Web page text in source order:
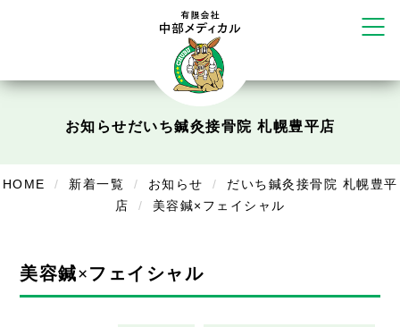
かえる堂鍼灸院 整骨院 うるま店 ウェルネス鍼灸院・接骨院 甲府千
デイサービスあやめ
在宅部門事務所
美容
お知らせだいち鍼灸接骨院 札幌豊平店
HOME 新着一覧 お知らせ
だいち鍼灸接骨院 札幌豊平
店
美容鍼×フェイシャル
美容鍼×フェイシャル